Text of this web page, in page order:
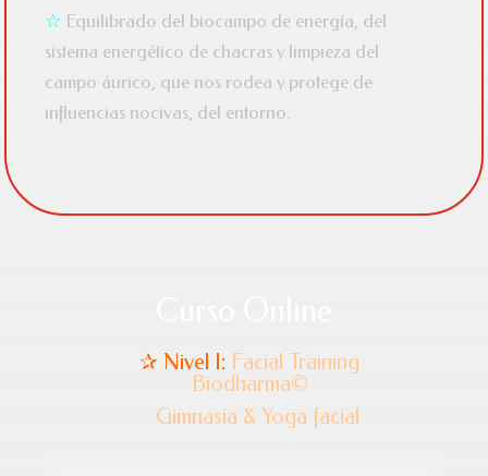
☆ Equilibrado del biocampo de energía, del
sistema energético de chacras y limpieza del
campo áurico, que nos rodea y protege de
influencias nocivas, del entorno.
✰ Nivel I: Facial Training
Biodharma©
Gimnasia & Yoga facial